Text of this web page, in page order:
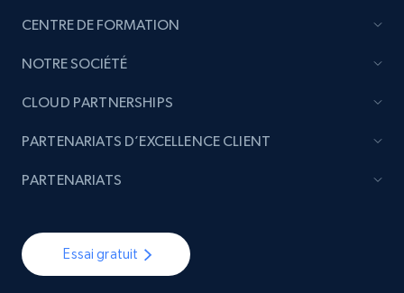
CENTRE DE FORMATION
NOTRE SOCIÉTÉ
Essai gratuit
CLOUD PARTNERSHIPS
PARTENARIATS D’EXCELLENCE CLIENT
PARTENARIATS